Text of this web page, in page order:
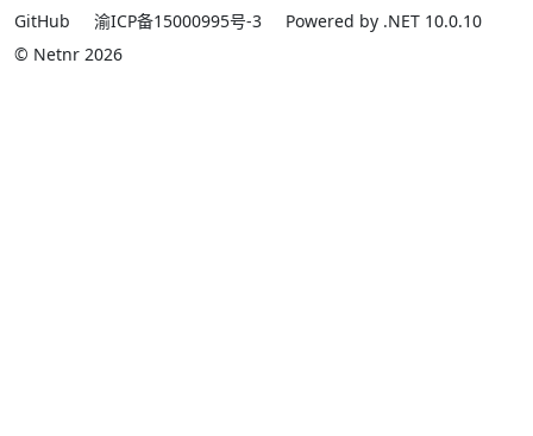
GitHub
渝ICP备15000995号-3
Powered by .NET 10.0.10
© Netnr 2026